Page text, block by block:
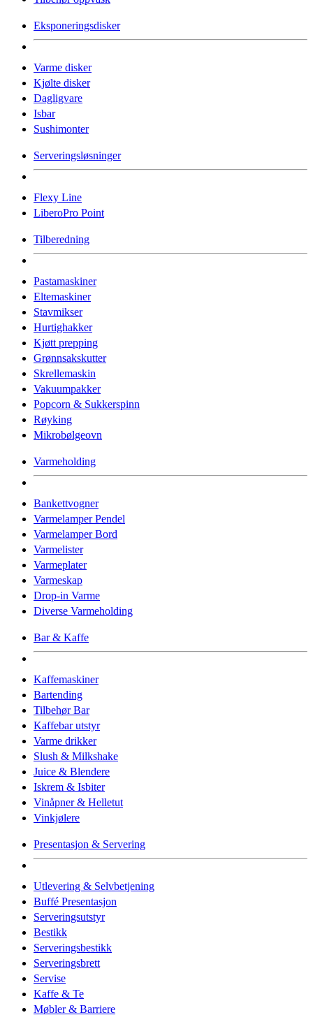
Eksponeringsdisker
Varme disker
Kjølte disker
Dagligvare
Isbar
Sushimonter
Serveringsløsninger
Flexy Line
LiberoPro Point
Tilberedning
Pastamaskiner
Eltemaskiner
Stavmikser
Hurtighakker
Kjøtt prepping
Grønnsakskutter
Skrellemaskin
Vakuumpakker
Popcorn & Sukkerspinn
Røyking
Mikrobølgeovn
Varmeholding
Bankettvogner
Varmelamper Pendel
Varmelamper Bord
Varmelister
Varmeplater
Varmeskap
Drop-in Varme
Diverse Varmeholding
Bar & Kaffe
Kaffemaskiner
Bartending
Tilbehør Bar
Kaffebar utstyr
Varme drikker
Slush & Milkshake
Juice & Blendere
Iskrem & Isbiter
Vinåpner & Helletut
Vinkjølere
Presentasjon & Servering
Utlevering & Selvbetjening
Buffé Presentasjon
Serveringsutstyr
Bestikk
Serveringsbestikk
Serveringsbrett
Servise
Kaffe & Te
Møbler & Barriere